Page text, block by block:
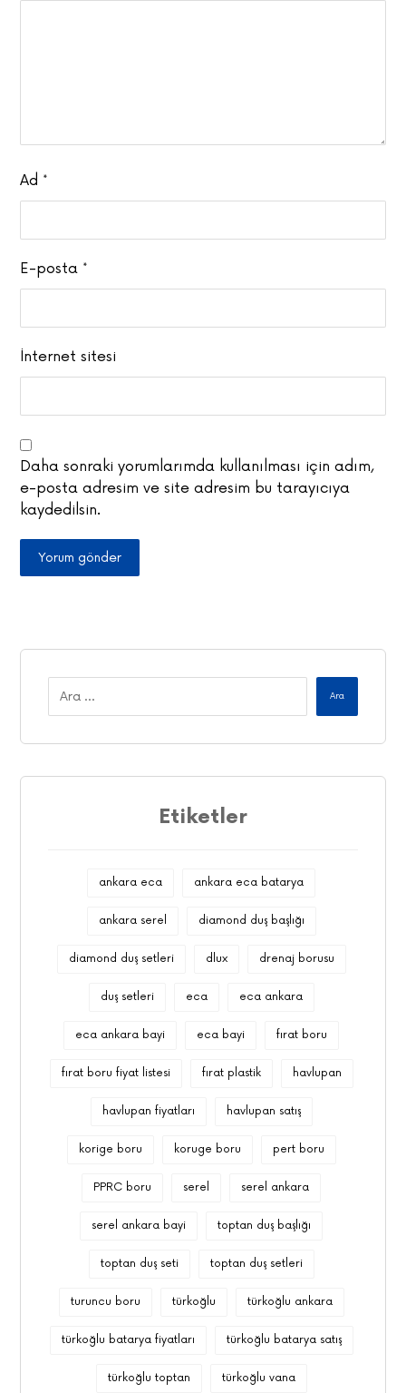
Ad *
E-posta *
İnternet sitesi
Daha sonraki yorumlarımda kullanılması için adım,
e-posta adresim ve site adresim bu tarayıcıya
kaydedilsin.
Yorum gönder
Ara
Etiketler
ankara eca ankara eca batarya
ankara serel diamond duş başlığı
diamond duş setleri dlux drenaj borusu
duş setleri eca eca ankara
eca ankara bayi eca bayi fırat boru
fırat boru fiyat listesi fırat plastik havlupan
havlupan fiyatları havlupan satış
korige boru koruge boru pert boru
PPRC boru serel serel ankara
serel ankara bayi toptan duş başlığı
toptan duş seti toptan duş setleri
turuncu boru türkoğlu türkoğlu ankara
türkoğlu batarya fiyatları türkoğlu batarya satış
türkoğlu toptan türkoğlu vana